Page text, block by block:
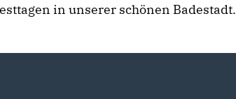
in unserer schönen Badestadt.